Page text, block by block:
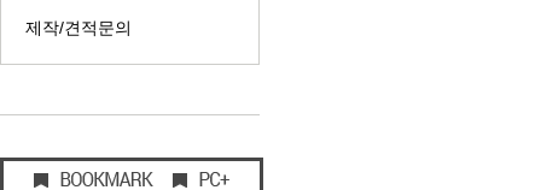
제작/견적문의